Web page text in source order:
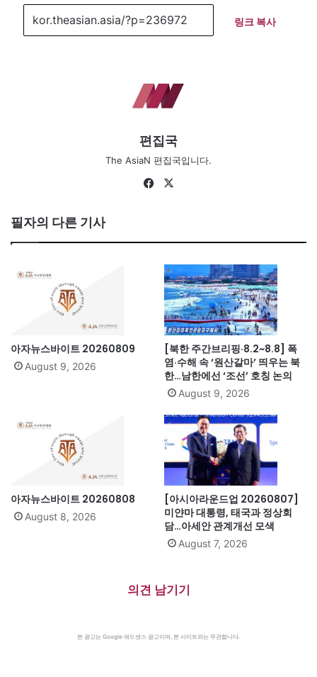
링크 복사
편집국
The AsiaN 편집국입니다.
Fa
필자의 다른 기사
아자뉴스바이트 20260809
August 9, 2026
[북한 주간브리핑·8.2~8.8] 폭
염·수해 속 ‘원산갈마’ 띄우는 북
한…남한에선 ‘조선’ 호칭 논의
August 9, 2026
아자뉴스바이트 20260808
August 8, 2026
[아시아라운드업 20260807]
미얀마 대통령, 태국과 정상회
담…아세안 관계개선 모색
August 7, 2026
의견 남기기
본 광고는 Google 애드센스 광고이며, 본 사이트와는 무관합니다.